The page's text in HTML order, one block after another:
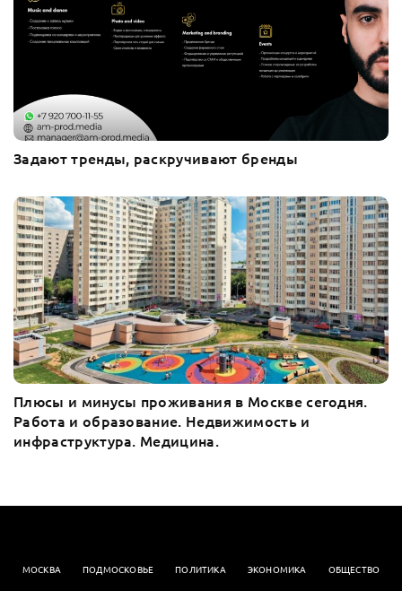
Задают тренды, раскручивают бренды
Плюсы и минусы проживания в Москве сегодня.
Работа и образование. Недвижимость и
инфраструктура. Медицина.
МОСКВА ПОДМОСКОВЬЕ ПОЛИТИКА ЭКОНОМИКА
OБЩЕСТВО